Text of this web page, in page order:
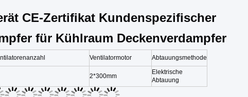
CE-Zertifikat Kundenspezifischer
für Kühlraum Deckenverdampfer
Ventilatormotor Abtauungsmethode
2*300mm
Elektrische
Abtauung